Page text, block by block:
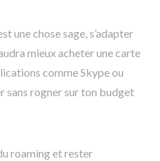
une chose sage, s’adapter
mieux acheter une carte
comme Skype ou
sans rogner sur ton budget
roaming et rester